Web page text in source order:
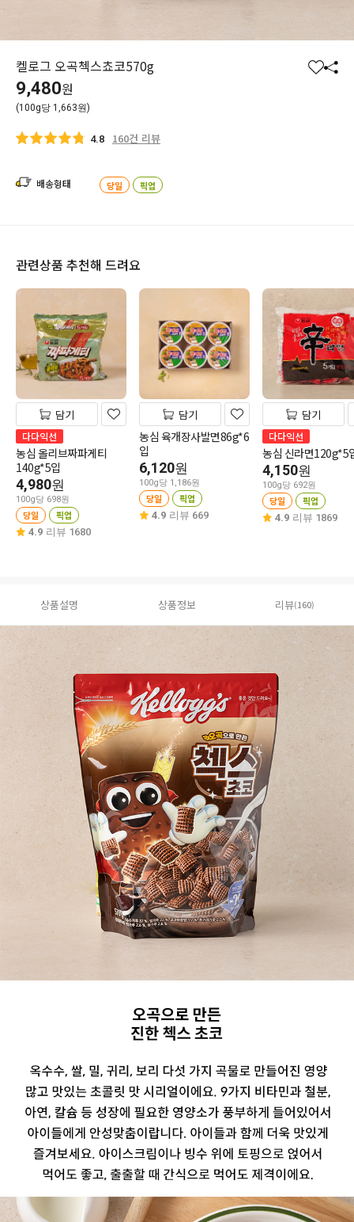
켈로그 오곡첵스쵸코570g
찜 공
9,480원
(100g당 1,663원)
4.8 160건 리뷰
배송형태 당일 픽업
관련상품 추천해 드려요
담기
다다익선
농심 올리브짜파게티
140g*5입
4,980원
100g당 698원
당일 픽업
4.9 리뷰 1680
담기
농심 육개장사발면86g*6
입
6,120원
100g당 1,186원
당일 픽업
4.9 리뷰 669
담기
다다익선
농심 신라면120g*5
4,150원
100g당 692원
당일 픽업
4.9 리뷰 1869
상품설명 상품정보 리뷰(160)